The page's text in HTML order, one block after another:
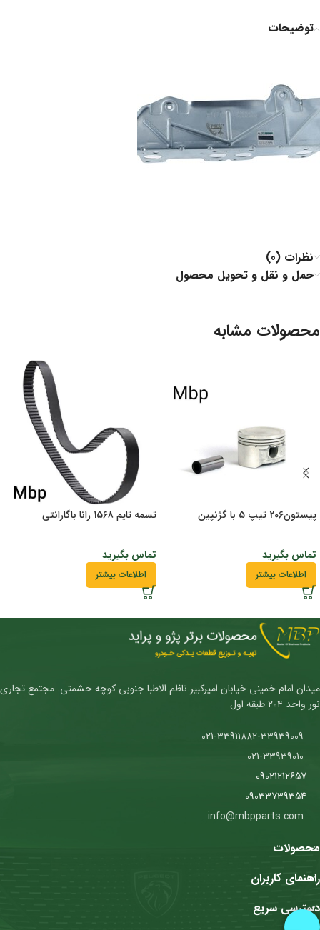
توضیحات
نظرات (0)
حمل و نقل و تحویل محصول
محصولات مشابه
پیستون206 تیپ 5 با گژنپین
تماس بگیرید
اطلاعات بیشتر
تسمه تایم 1568 رانا باگارانتی
تماس بگیرید
اطلاعات بیشتر
میدان امام خمینی.خیابان امیرکبیر.ناظم الاطبا جنوبی کوچه حشمتی. مجتمع تجاری
نور واحد ۲۰۴ طبقه اول
09021212657
09033739354
محصولات
راهنمای کاربران
دسترسی سریع